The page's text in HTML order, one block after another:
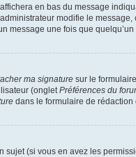
en bas du message
modifie le
message une fois que
ma signature sur le
(ongletPréférences du
dans le formulaire de rédaction
sujet (si vous en avez les